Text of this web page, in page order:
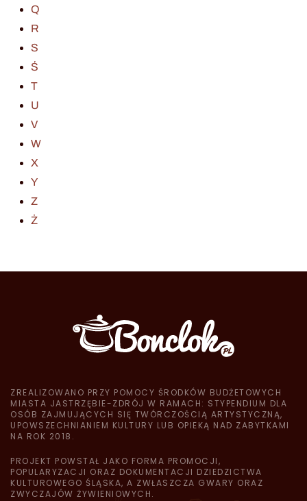
Q
R
S
Ś
T
U
V
W
X
Y
Z
Ż
ZREALIZOWANO PRZY POMOCY ŚRODKÓW BUDŻETOWYCH
MIASTA JASTRZĘBIE-ZDRÓJ W RAMACH: STYPENDIUM DLA
OSÓB ZAJMUJĄCYCH SIĘ TWÓRCZOŚCIĄ ARTYSTYCZNĄ,
UPOWSZECHNIANIEM KULTURY LUB OPIEKĄ NAD ZABYTKAMI
NA ROK 2018.
PROJEKT POWSTAŁ JAKO FORMA PROMOCJI,
POPULARYZACJI ORAZ DOKUMENTACJI DZIEDZICTWA
KULTUROWEGO ŚLĄSKA, A ZWŁASZCZA GWARY ORAZ
ZWYCZAJÓW ŻYWIENIOWYCH.